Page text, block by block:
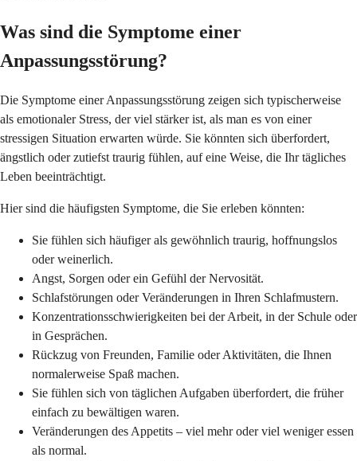
Was sind die Symptome einer
Anpassungsstörung?
Die Symptome einer Anpassungsstörung zeigen sich typischerweise
als emotionaler Stress, der viel stärker ist, als man es von einer
stressigen Situation erwarten würde. Sie könnten sich überfordert,
ängstlich oder zutiefst traurig fühlen, auf eine Weise, die Ihr tägliches
Leben beeinträchtigt.
Hier sind die häufigsten Symptome, die Sie erleben könnten:
Sie fühlen sich häufiger als gewöhnlich traurig, hoffnungslos
oder weinerlich.
Angst, Sorgen oder ein Gefühl der Nervosität.
Schlafstörungen oder Veränderungen in Ihren Schlafmustern.
Konzentrationsschwierigkeiten bei der Arbeit, in der Schule oder
in Gesprächen.
Rückzug von Freunden, Familie oder Aktivitäten, die Ihnen
normalerweise Spaß machen.
Sie fühlen sich von täglichen Aufgaben überfordert, die früher
einfach zu bewältigen waren.
Veränderungen des Appetits – viel mehr oder viel weniger essen
als normal.